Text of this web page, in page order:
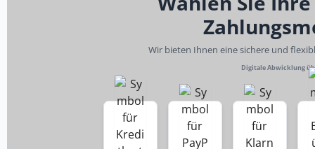
Wir bieten Ihnen eine sichere und
Digitale Abwicklung